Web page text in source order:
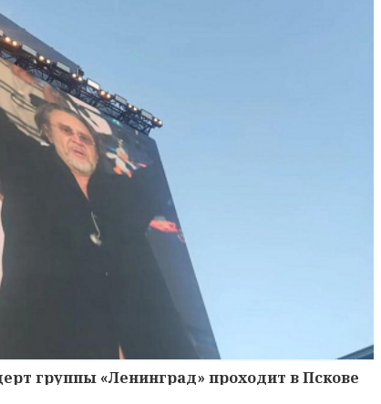
группы «Ленинград» проходит в Пскове